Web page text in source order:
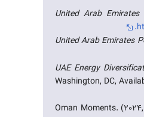
United Arab
United Arab Emirates
UAE Energy
Washington, DC,
Oman Moments.